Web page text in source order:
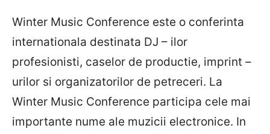
Winter Music Conference este o conferinta
internationala destinata DJ – ilor
profesionisti, caselor de productie, imprint –
urilor si organizatorilor de petreceri. La
Winter Music Conference participa cele mai
importante nume ale muzicii electronice. In